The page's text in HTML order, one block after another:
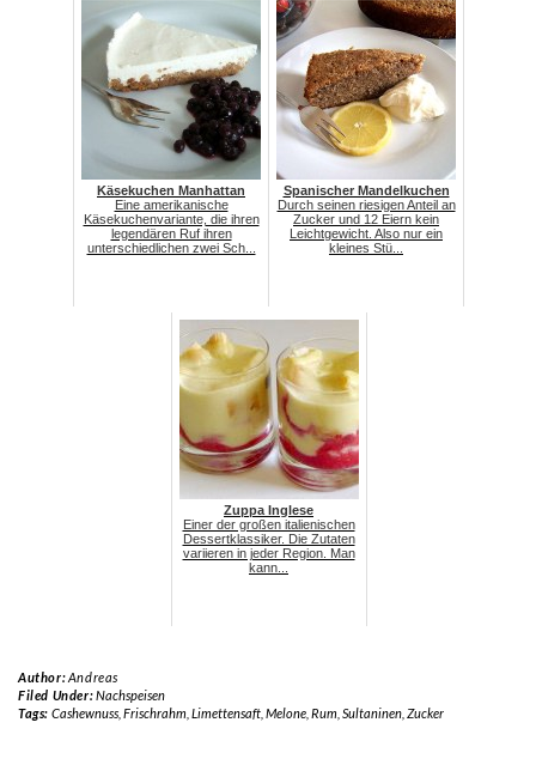
Käsekuchen Manhattan
Eine amerikanische
Käsekuchenvariante, die ihren
legendären Ruf ihren
unterschiedlichen zwei Sch...
Spanischer Mandelkuchen
Durch seinen riesigen Anteil an
Zucker und 12 Eiern kein
Leichtgewicht. Also nur ein
kleines Stü...
Zuppa Inglese
Einer der großen italienischen
Dessertklassiker. Die Zutaten
variieren in jeder Region. Man
kann...
Author:Andreas
Filed Under:Nachspeisen
Tags: Cashewnuss, Frischrahm Limettensaft, Melone, Rum Sultaninen, Zucker